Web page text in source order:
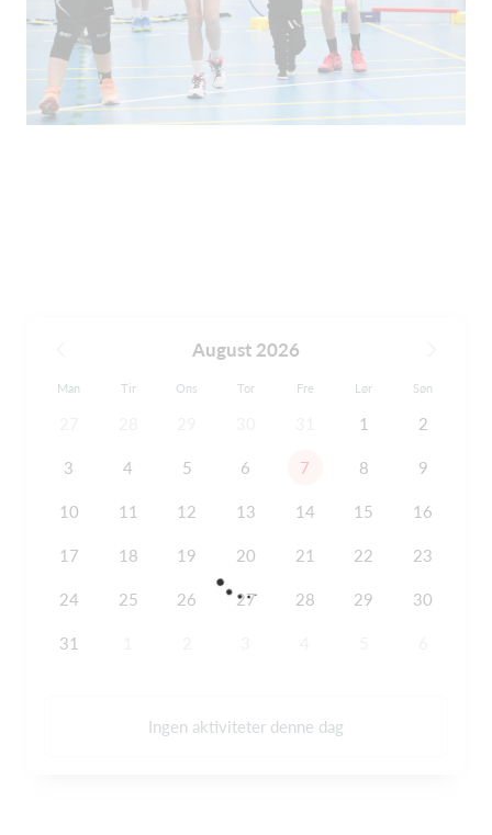
August 2026
Man Tir Ons Tor Fre Lør Søn
1 2
3 4 5 6 7 8 9
10 11 12 13 14 15 16
17 18 19 20 21 22 23
24 25 26 27 28 29 30
31
Ingen aktiviteter denne dag